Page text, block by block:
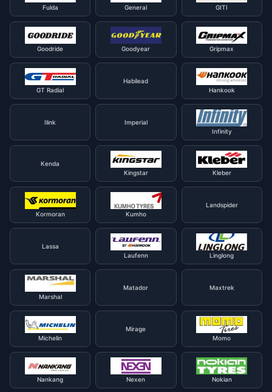
Fulda General GITI
Goodride Goodyear Gripmax
GT Radial
Habilead
Hankook
Ilink
Imperial
Infinity
Kenda
Kingstar
Kleber
Kormoran Kumho
Landspider
Lassa
Laufenn
Linglong
Marshal
Matador Maxtrek
Michelin
Mirage
Momo
Nankang Nexen Nokian